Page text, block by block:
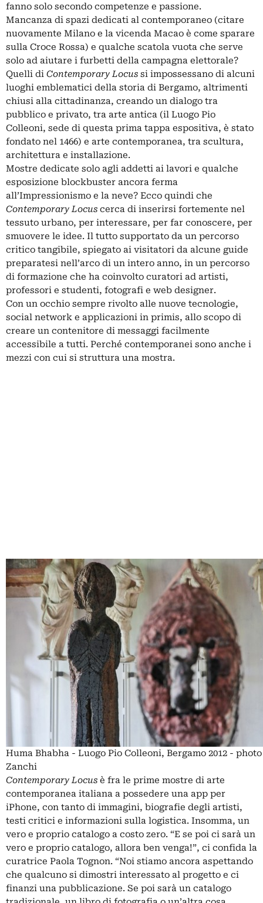
fanno solo secondo competenze e passione.
Mancanza di spazi dedicati al contemporaneo (citare
nuovamente Milano e la vicenda Macao è come sparare
sulla Croce Rossa) e qualche scatola vuota che serve
solo ad aiutare i furbetti della campagna elettorale?
Quelli di Contemporary Locus si impossessano di alcuni
luoghi emblematici della storia di Bergamo, altrimenti
chiusi alla cittadinanza, creando un dialogo tra
pubblico e privato, tra arte antica (il Luogo Pio
Colleoni, sede di questa prima tappa espositiva, è stato
fondato nel 1466) e arte contemporanea, tra scultura,
architettura e installazione.
Mostre dedicate solo agli addetti ai lavori e qualche
esposizione blockbuster ancora ferma
all’Impressionismo e la neve? Ecco quindi che
Contemporary Locus cerca di inserirsi fortemente nel
tessuto urbano, per interessare, per far conoscere, per
smuovere le idee. Il tutto supportato da un percorso
critico tangibile, spiegato ai visitatori da alcune guide
preparatesi nell’arco di un intero anno, in un percorso
di formazione che ha coinvolto curatori ad artisti,
professori e studenti, fotografi e web designer.
Con un occhio sempre rivolto alle nuove tecnologie,
social network e applicazioni in primis, allo scopo di
creare un contenitore di messaggi facilmente
accessibile a tutti. Perché contemporanei sono anche i
mezzi con cui si struttura una mostra.
Huma Bhabha - Luogo Pio Colleoni, Bergamo 2012 -
Zanchi
Contemporary Locus è fra le prime mostre di arte
contemporanea italiana a possedere una app per
iPhone, con tanto di immagini, biografie degli artisti,
testi critici e informazioni sulla logistica. Insomma, un
vero e proprio catalogo a costo zero. “E se poi ci sarà un
vero e proprio catalogo, allora ben venga!”, ci confida la
curatrice Paola Tognon. “Noi stiamo ancora aspettando
che qualcuno si dimostri interessato al progetto e ci
finanzi una pubblicazione. Se poi sarà un catalogo